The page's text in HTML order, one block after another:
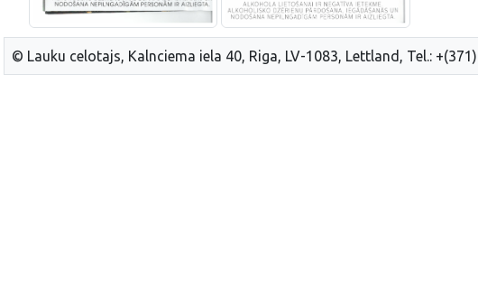
© Lauku celotajs, Kalnciema iela 40, Riga, LV-1083, Lettland, Tel.: